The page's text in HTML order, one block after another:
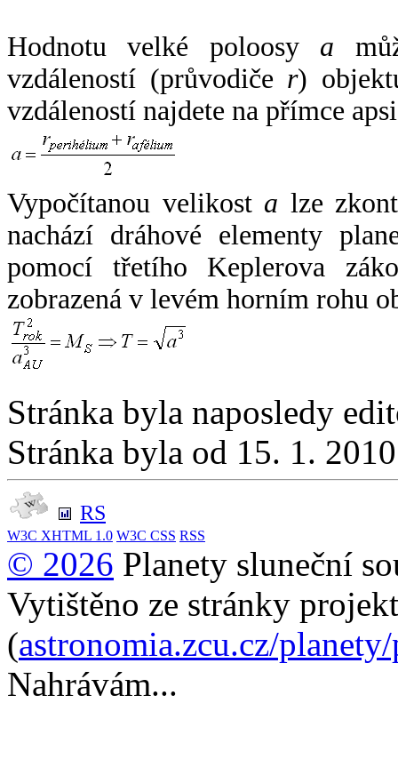
Hodnotu velké poloosy a
vzdáleností (průvodiče r)
vzdáleností najdete na přímce
Vypočítanou velikost a lze
nachází dráhové elementy
pomocí třetího Keplerova
zobrazená v levém horním rohu
Stránka byla naposledy
Stránka byla od 15. 1.
RS
W3C XHTML 1.0 W3C CSS RSS
© 2026 Planety sluneční
Vytištěno ze stránky
(astronomia.zcu.cz/
Nahrávám...